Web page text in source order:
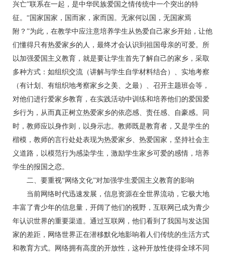
兴亡”联系在一起，是中华民族爱国之情传统中一个突出的特
征。“国家国家，国而家，家而国。无家何以国，无国家焉
附？”为此，在教学中应注意培养学生从热爱自己家乡开始，让他
们懂得只有热爱家乡的人，最终才会认识到祖国母亲的可爱。所
以加强爱国主义教育，就是要让学生首先了解自己的家乡，采取
多种方式：如组织交流（讲解与学生自学材料结合）、实地考察
（有计划、有组织地考察家乡之美、之最）、召开主题班会等，
对他们进行爱家乡教育，在实践活动中训练和培养他们的爱国爱
乡行为，从而真正树立热爱家乡的依恋感、责任感、自豪感。同
时，教师应以身作则，以身示志。教师既是教育者，又是学生的
楷模，教师的言行处处表现为热爱家乡、热爱国家，坚持社会主
义道路，以模范行为感染学生，激励学生家乡可爱的感情，培养
学生的报国之恋。
二、要重视“网络文化”对加强学生爱国主义教育的影响
当前网络时代迅速发展，信息资源在全世界流动，它极大地
丰富了青少年的信息量，开阔了他们的视野，互联网已成为青少
年认识世界的重要渠道。通过互联网，他们看到了我国与发达国
家的差距，网络世界正在潜移默化地影响着人们传统的生活方式
和教育方式。网络拥有高度的开放性，这种开放性使得全球不同